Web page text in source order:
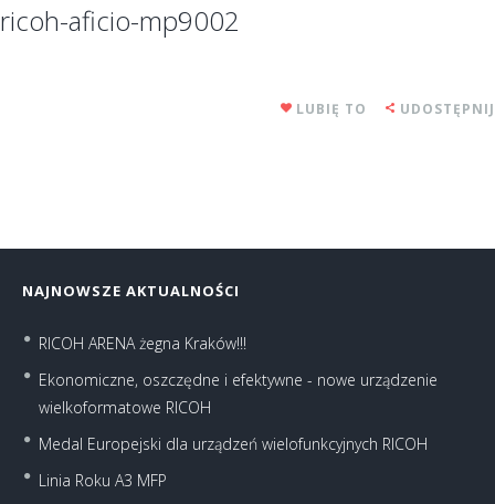
ricoh-aficio-mp9002
LUBIĘ TO UDOSTĘPNIJ
NAJNOWSZE AKTUALNOŚCI
RICOH ARENA żegna Kraków!!!
Ekonomiczne, oszczędne i efektywne - nowe urządzenie
wielkoformatowe RICOH
Medal Europejski dla urządzeń wielofunkcyjnych RICOH
Linia Roku A3 MFP